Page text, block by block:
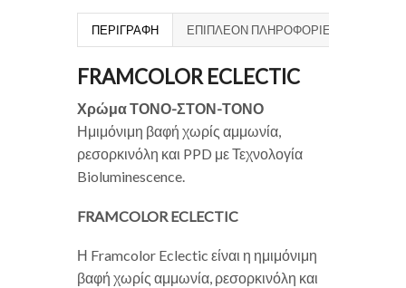
ΠΕΡΙΓΡΑΦΉ ΕΠΙΠΛΈΟΝ ΠΛΗΡΟΦΟΡΊΕΣ
FRAMCOLOR ECLECTIC
Χρώμα ΤΟΝΟ-ΣΤΟΝ-ΤΟΝΟ
Ημιμόνιμη βαφή χωρίς αμμωνία,
ρεσορκινόλη και PPD με Τεχνολογία
Bioluminescence.
FRAMCOLOR ECLECTIC
Η Framcolor Eclectic είναι η ημιμόνιμη
βαφή χωρίς αμμωνία, ρεσορκινόλη και